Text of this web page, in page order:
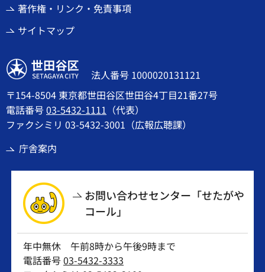
著作権・リンク・免責事項
サイトマップ
世田谷区
法人番号 1000020131121
〒154-8504 東京都世田谷区世田谷4丁目21番27号
電話番号03-5432-1111 （代表）
ファクシミリ 03-5432-3001（広報広聴課）
庁舎案内
お問い合わせセンター「せたがや
コール」
年中無休 午前8時から午後9時まで
電話番号03-5432-3333